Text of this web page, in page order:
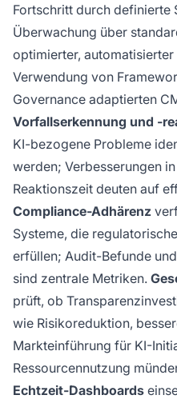
Fortschritt durch
Überwachung über
optimierter,
Verwendung von
Governance adaptierten
Vorfallserkennung und -
KI-bezogene Probleme
werden; Verbesserungen
Reaktionszeit deuten auf
Compliance-Adhärenz
Systeme, die
erfüllen; Audit-Befunde
sind zentrale Metriken.
prüft, ob
wie Risikoreduktion,
Markteinführung für KI-
Ressourcennutzung
Echtzeit-Dashboards